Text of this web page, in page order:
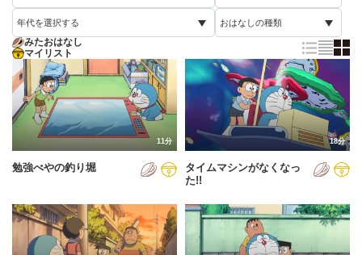
放送が古い順
放送が新しい順
配信が古い順
配信が新しい順
あいうえお順(降順)
動画が長い順
動画が短い順
すべて
未視聴
年代を選択する
すべて
2005年
2006年
2007年
2008年
おはなしの種類
通常回
誕生日スペシャル
みたおはなし
マイリスト
11分
勉強べやの釣り堀
18分
タイムマシンがなくなっ
た!!